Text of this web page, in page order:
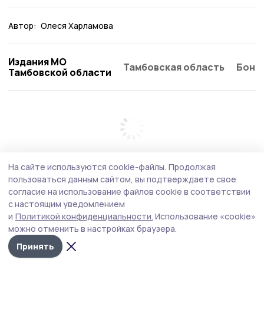
Автор: Олеся Харламова
Издания МО
Тамбовской области
Тамбовская область
На сайте используются cookie-файлы. Продолжая
пользоваться данным сайтом, вы подтверждаете свое
согласие на использование файлов cookie в соответствии
с настоящим уведомлением
и Политикой конфиденциальности. Использование «cookie»
можно отменить в настройках браузера.
Принять